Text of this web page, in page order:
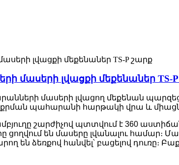
մասերի լվացքի մեքենաներ TS-
մասերի լվացող մեքենան
պահարանի հարթակի վրա և
շարժիչով պտտվում է 360
ցողվում են մասերը լվանալու
ձեռքով հանվել՝ բացելով դուռը։